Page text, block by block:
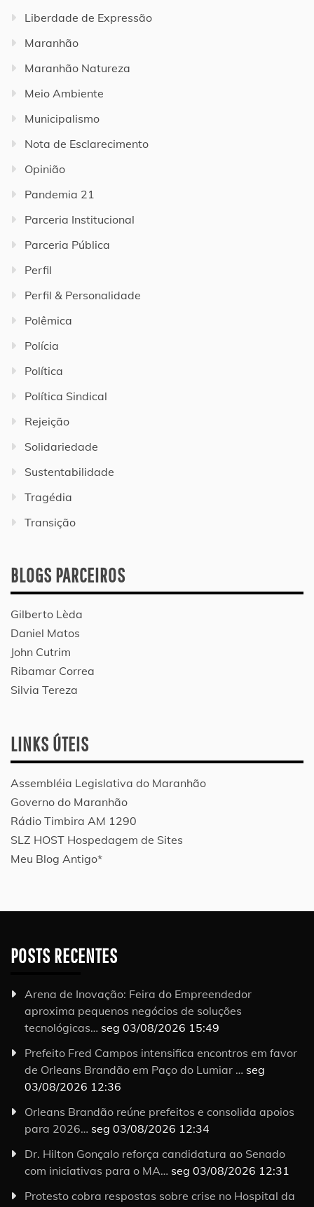
Liberdade de Expressão
Maranhão
Maranhão Natureza
Meio Ambiente
Municipalismo
Nota de Esclarecimento
Opinião
Pandemia 21
Parceria Institucional
Parceria Pública
Perfil
Perfil & Personalidade
Polêmica
Polícia
Política
Política Sindical
Rejeição
Solidariedade
Sustentabilidade
Tragédia
Transição
BLOGS PARCEIROS
Gilberto Lèda
Daniel Matos
John Cutrim
Ribamar Correa
Silvia Tereza
LINKS ÚTEIS
Assembléia Legislativa do Maranhão
Governo do Maranhão
Rádio Timbira AM 1290
SLZ HOST Hospedagem de Sites
Meu Blog Antigo*
POSTS RECENTES
Arena de Inovação: Feira do Empreendedor
aproxima pequenos negócios de soluções
tecnológicas… seg 03/08/2026 15:49
Prefeito Fred Campos intensifica encontros em favor
de Orleans Brandão em Paço do Lumiar … seg
03/08/2026 12:36
Orleans Brandão reúne prefeitos e consolida apoios
para 2026… seg 03/08/2026 12:34
Dr. Hilton Gonçalo reforça candidatura ao Senado
com iniciativas para o MA… seg 03/08/2026 12:31
Protesto cobra respostas sobre crise no Hospital da